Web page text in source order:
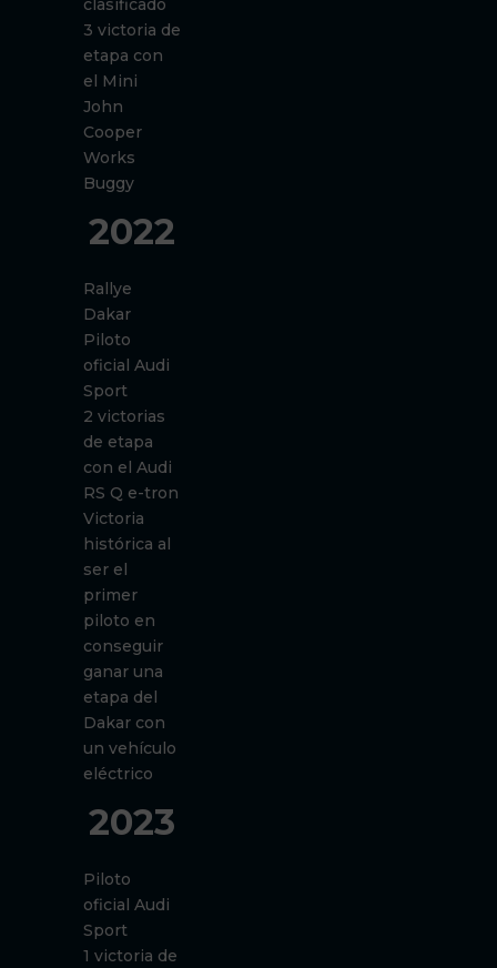
clasificado
3 victoria de
etapa con
el Mini
John
Cooper
Works
Buggy
2022
Rallye
Dakar
Piloto
oficial Audi
Sport
2 victorias
de etapa
con el Audi
RS Q e-tron
Victoria
histórica al
ser el
primer
piloto en
conseguir
ganar una
etapa del
Dakar con
un vehículo
eléctrico
2023
Piloto
oficial Audi
Sport
1 victoria de